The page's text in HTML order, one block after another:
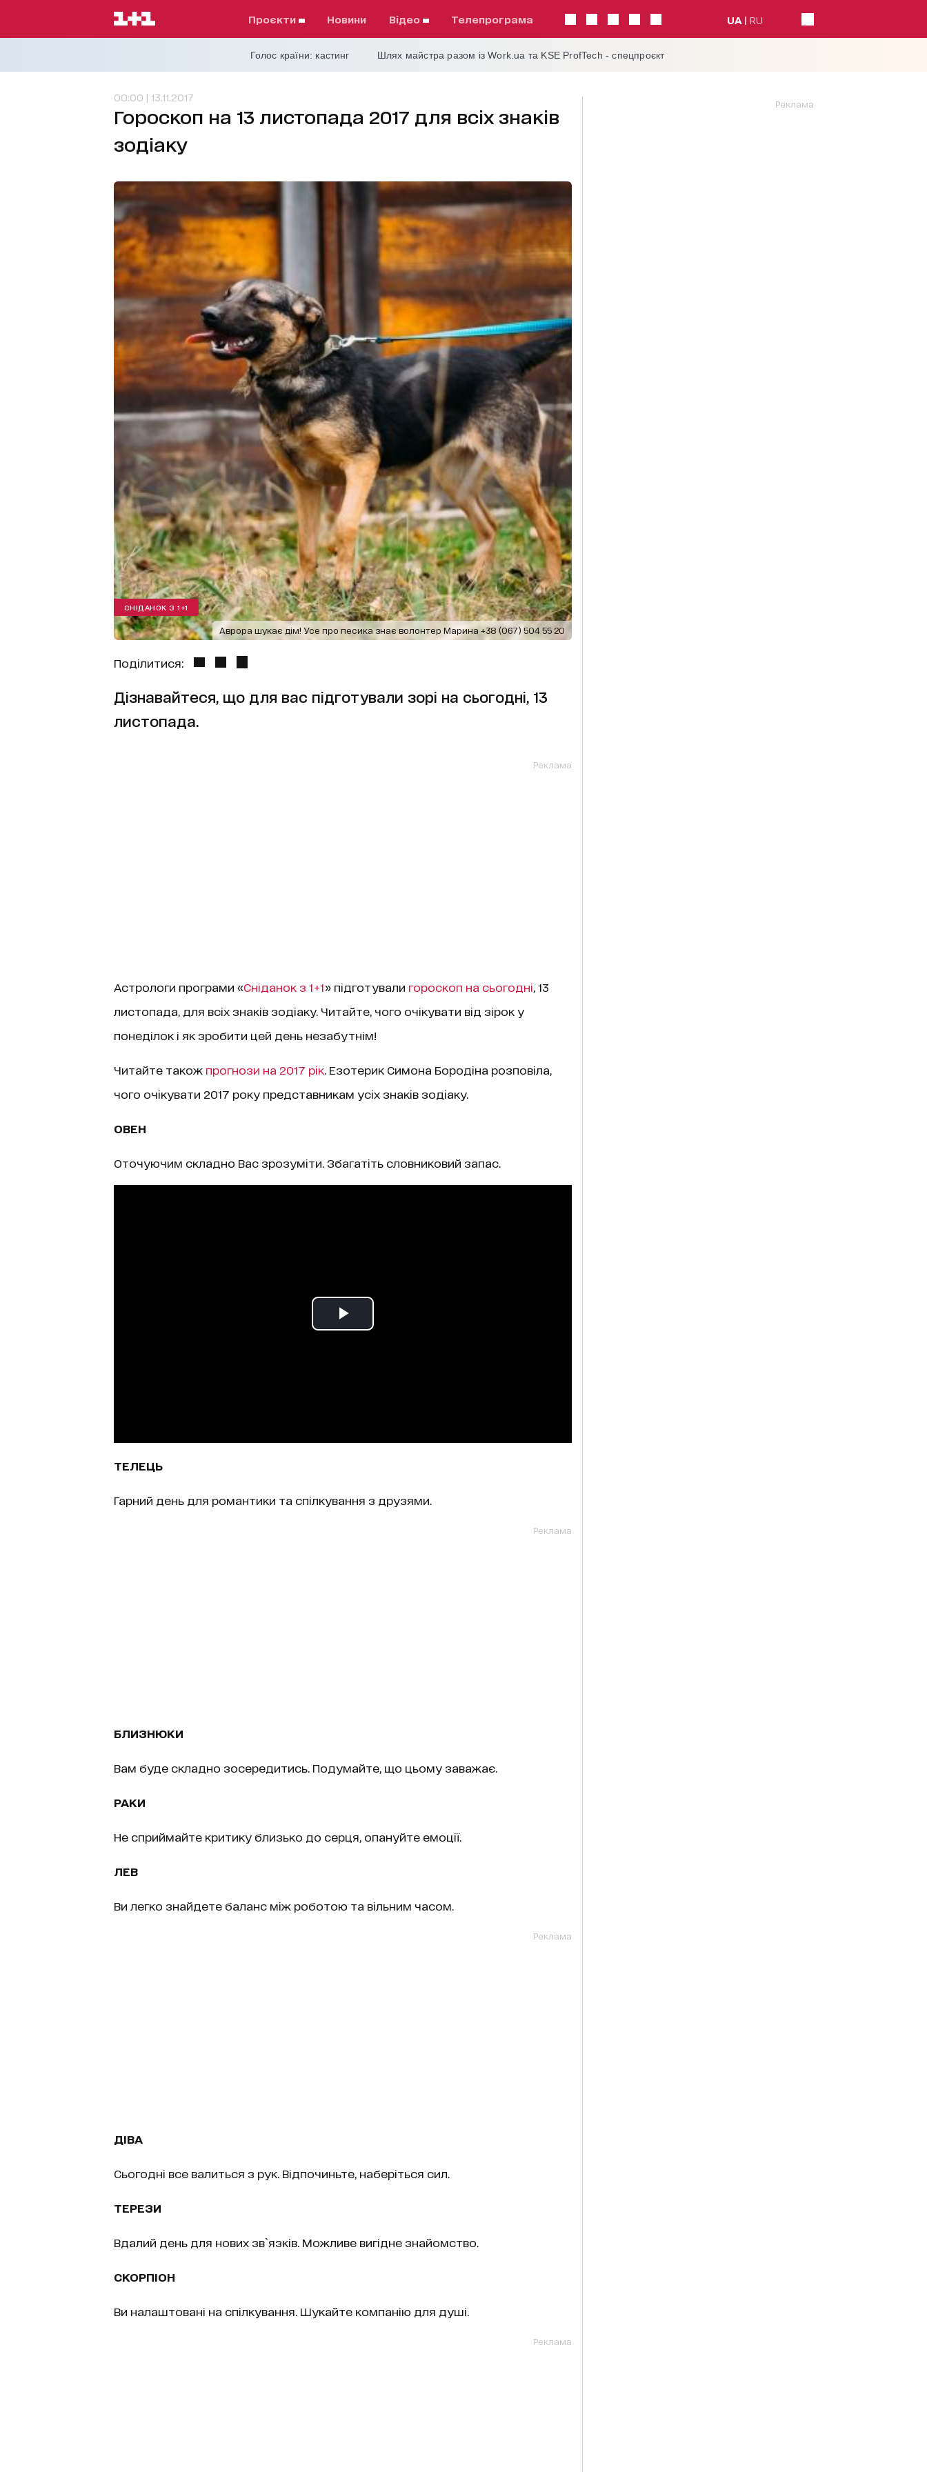
проєкти Новини відео телепрограма UA RU
Голос країни: кастинг Шлях майстра разом із Work.ua та KSE ProfTech - спецпроєкт
00:00 | 13.11.2017
Гороскоп на 13 листопада 2017 для всіх знаків
зодіаку
Аврора шукає дім! Усе про песика знає волонтер Марина +38 (067) 504 55 20
СНІДАНОК З 1+1
Поділитися:
Дізнавайтеся, що для вас підготували зорі на сьогодні, 13
листопада.
Реклама
Астрологи програми «Сніданок з 1+1» підготували гороскоп на cьогодні , 13
листопада, для всіх знаків зодіаку. Читайте, чого очікувати від зірок у
понеділок і як зробити цей день незабутнім!
Читайте також прогнози на 2017 рік. Езотерик Симона Бородіна розповіла,
чого очікувати 2017 року представникам усіх знаків зодіаку.
ОВЕН
Оточуючим складно Вас зрозуміти. Збагатіть словниковий запас.
ТЕЛЕЦЬ
Гарний день для романтики та спілкування з друзями.
Реклама
БЛИЗНЮКИ
Вам буде складно зосередитись. Подумайте, що цьому заважає.
РАКИ
Не сприймайте критику близько до серця, опануйте емоції.
ЛЕВ
Ви легко знайдете баланс між роботою та вільним часом.
Реклама
ДІВА
Сьогодні все валиться з рук. Відпочиньте, наберіться сил.
ТЕРЕЗИ
Вдалий день для нових зв`язків. Можливе вигідне знайомство.
СКОРПІОН
Ви налаштовані на спілкування. Шукайте компанію для душі.
Реклама
Реклама